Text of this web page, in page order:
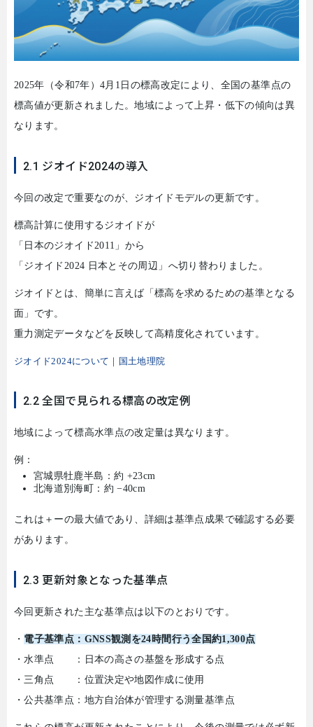
2025年（令和 7年）4月 1 日の標高改定により、全国の基準点の
標高値が更新されました。地域によって上昇・低下の傾向は異
なります。
2.1 ジオイド2024の導入
今回の改定で重要なのが、ジオイドモデルの更新です。
標高計算に使用するジオイドが
「日本のジオイド2011 」から
「ジオイド 2024 日本とその周辺」へ切り替わりました。
ジオイドとは、簡単に言えば「標高を求めるための基準となる
面」です。
重力測定データなどを反映して高精度化されています。
ジオイド2024について｜国土地理院
2.2 全国で見られる標高の改定例
地域によって標高水準点の改定量は異なります。
例：
宮城県牡鹿半島：約 +23cm
北海道別海町：約 −40cm
これは＋ーの最大値であり、詳細は基準点成果で確認する必要
があります。
2.3 更新対象となった基準点
今回更新された主な基準点は以下のとおりです。
・ 電子基準点： GNSS観測を24時間行う全国約1,300点
・水準点 ：日本の高さの基盤を形成する点
・三角点 ：位置決定や地図作成に使用
・公共基準点：地方自治体が管理する測量基準点